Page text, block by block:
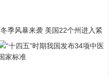
冬季风暴来袭 美国22个州进入紧
急状态